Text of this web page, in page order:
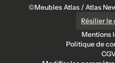
©Meubles Atlas / Atlas
Résilier le
Mentions
Politique de